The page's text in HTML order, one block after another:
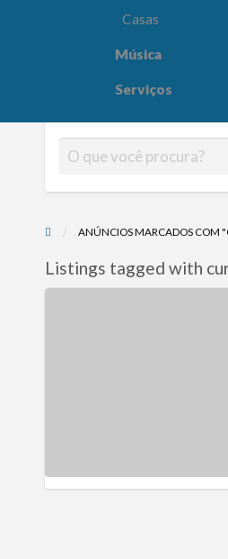
Casas
Música
Serviços
ANÚNCIOS MARCADOS COM
Listings tagged with